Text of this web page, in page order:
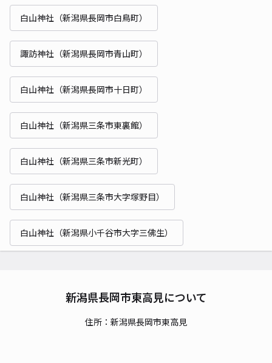
白山神社（新潟県長岡市白鳥町）
諏訪神社（新潟県長岡市青山町）
白山神社（新潟県長岡市十日町）
白山神社（新潟県三条市東裏館）
白山神社（新潟県三条市新光町）
白山神社（新潟県三条市大字塚野目）
白山神社（新潟県小千谷市大字三佛生）
新潟県長岡市東高見について
住所：新潟県長岡市東高見